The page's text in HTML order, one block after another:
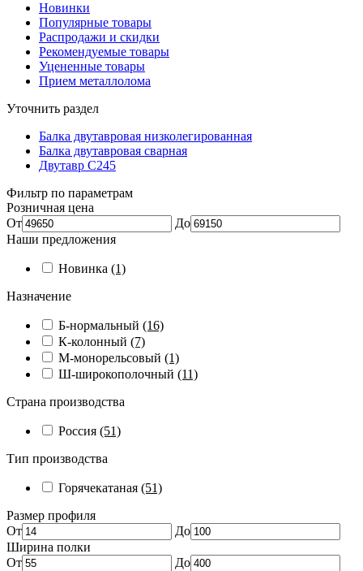
Новинки
Популярные товары
Распродажи и скидки
Рекомендуемые товары
Уцененные товары
Прием металлолома
Уточнить раздел
Балка двутавровая низколегированная
Балка двутавровая сварная
Двутавр С245
Фильтр по параметрам
Розничная цена
От
До
Наши предложения
Новинка (1)
Назначение
Б-нормальный (16)
К-колонный (7)
М-монорельсовый (1)
Ш-широкополочный (11)
Страна производства
Россия (51)
Тип производства
Горячекатаная (51)
Размер профиля
От
До
Ширина полки
От
До